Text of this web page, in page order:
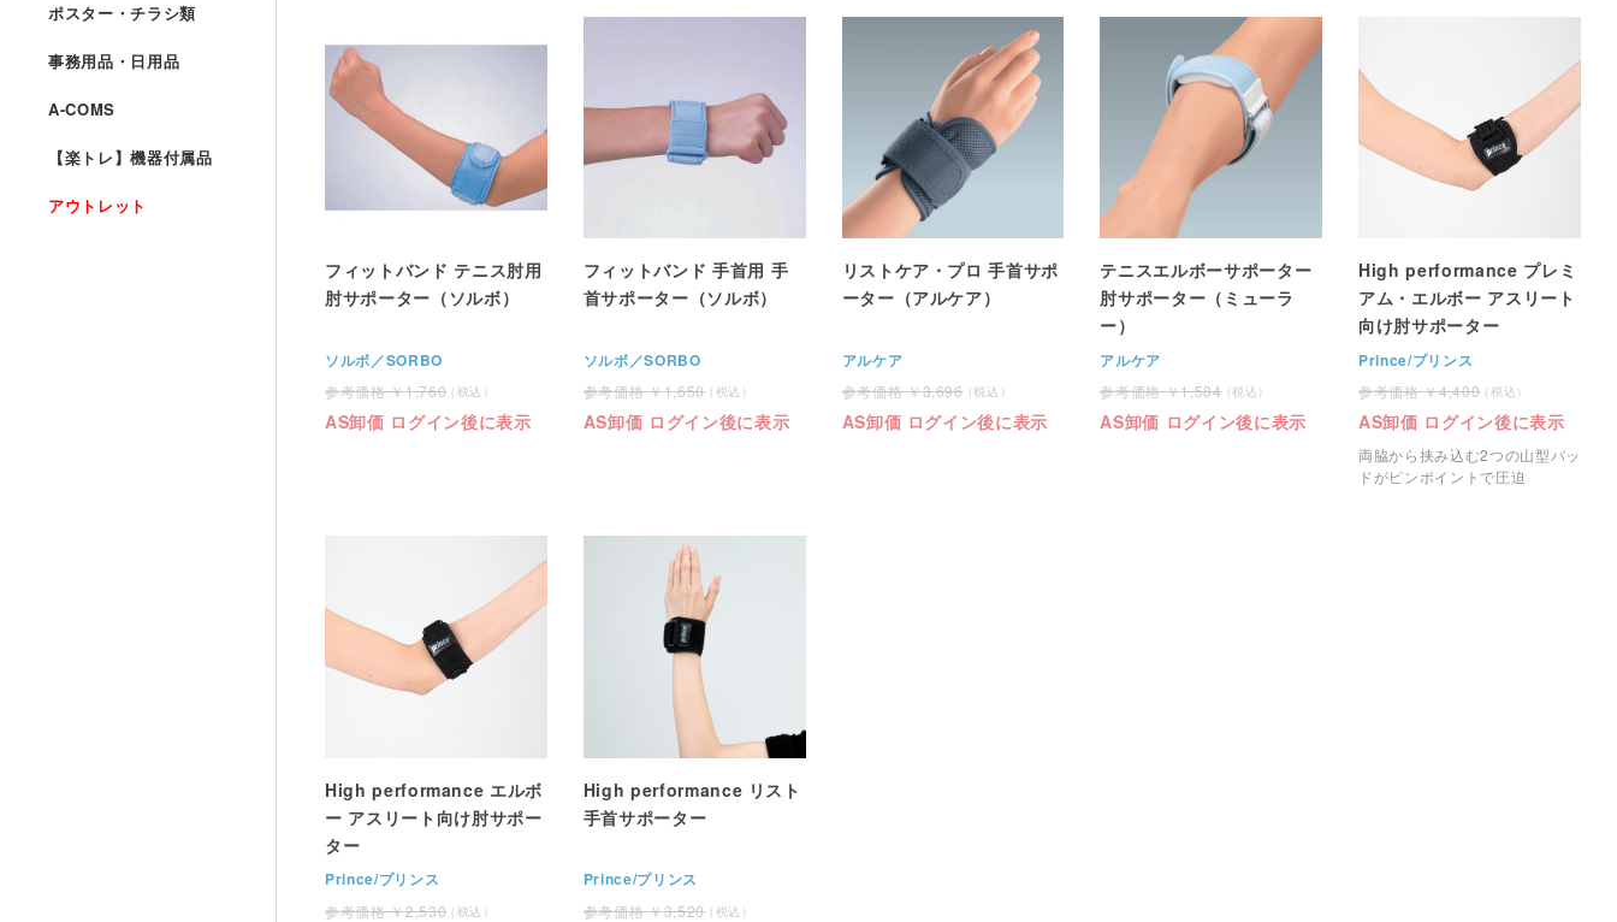
フィットバンド テニス肘用
肘サポーター（ソルボ）
ソルボ／SORBO
1,760
AS卸価 ログイン後に表示
フィットバンド 手首用 手
首サポーター（ソルボ）
ソルボ／SORBO
1,650
AS卸価 ログイン後に表示
リストケア・プロ 手首サポ
ーター（アルケア）
アルケア
3,696
AS卸価 ログイン後に表示
テニスエルボーサポーター
肘サポーター（ミューラ
ー）
アルケア
1,584
AS卸価 ログイン後に表示
High performance プレミ
アム・エルボー アスリート
向け肘サポーター
Prince/プリンス
4,400
AS卸価 ログイン後に表示
両脇から挟み込む2つの山型パッ
ドがピンポイントで圧迫
High performance エルボ
ー アスリート向け肘サポー
ター
Prince/プリンス
2,530
High performance リスト
手首サポーター
Prince/プリンス
3,520
ポスター・チラシ類
事務用品・日用品
A-COMS
【楽トレ】機器付属品
アウトレット